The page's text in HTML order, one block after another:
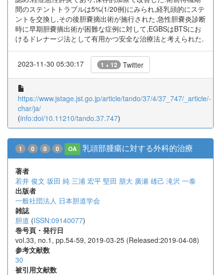
間のステントトラブルは5%(1/20例)にみられ,経乳頭的にステ
ントを交換し,その後胆嚢摘出術が施行された.急性胆嚢炎診断
時に早期胆嚢摘出術が困難な症例に対して,EGBSはBTSにお
けるドレナージ法として有用かつ安全な治療法と考えられた.
2023-11-30 05:30:17 1 + 12 Twitter
https://www.jstage.jst.go.jp/article/tando/37/4/37_747/_article/-
char/ja/
(info:doi/10.11210/tando.37.747)
1 0 0 0 OA 乳頭部腫瘍に対する外科的治療
著者
若井 俊文 坂田 純 三浦 宏平 堅田 朋大 廣瀬 雄己 滝沢 一泰
出版者
一般社団法人 日本胆道学会
雑誌
胆道 (ISSN:09140077)
巻号頁・発行日
vol.33, no.1, pp.54-59, 2019-03-25 (Released:2019-04-08)
参考文献数
30
被引用文献数